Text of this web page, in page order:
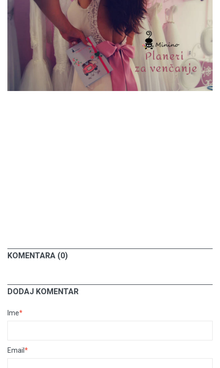
KOMENTARA (0)
DODAJ KOMENTAR
Ime*
Email *